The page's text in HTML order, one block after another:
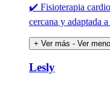
✔️ Fisioterapia
cercana y adaptada
+ Ver más - Ver
Lesly